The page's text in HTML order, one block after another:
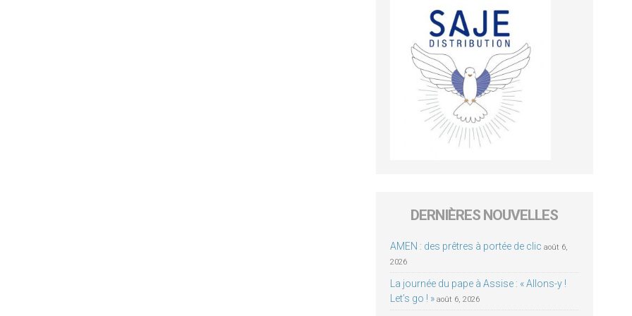
DERNIÈRES NOUVELLES
AMEN : des prêtres à portée de clic août 6,
2026
La journée du pape à Assise : « Allons-y !
Let’s go ! » août 6, 2026